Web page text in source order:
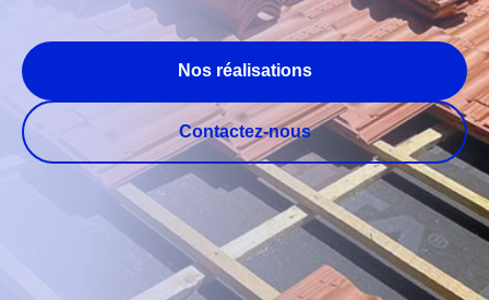
Nos réalisations
Contactez-nous